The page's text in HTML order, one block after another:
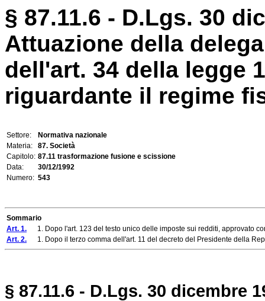
§ 87.11.6 - D.Lgs. 30
Attuazione della
dell'art. 34 della legge
riguardante il regime
Settore:
Normativa nazionale
Materia:
87. Società
Capitolo: 87.11 trasformazione fusione e scissione
Data:
30/12/1992
Numero: 543
Sommario
Art. 1. 1. Dopo l'art. 123 del testo unico delle imposte sui redditi, approvato
Art. 2. 1. Dopo il terzo comma dell'art. 11 del decreto del Presidente della
§ 87.11.6 - D.Lgs. 30 dicembre